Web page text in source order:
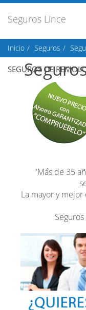
Seguros Lince
Inicio Seguros
SEGUROS DE
"Más de 35
La mayor y